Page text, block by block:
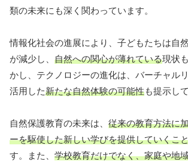
類の未来にも深く関わっています。
情報化社会の進展により、子どもたちは自
が減少し、 自然への関心が薄れている現状
かし、テクノロジーの進化は、バーチャル
活用した新たな自然体験の可能性も提示し
自然保護教育の未来は、 従来の教育方法に
ーを駆使した新しい学びを提供していくこ
す。また、 学校教育だけでなく、家庭や地